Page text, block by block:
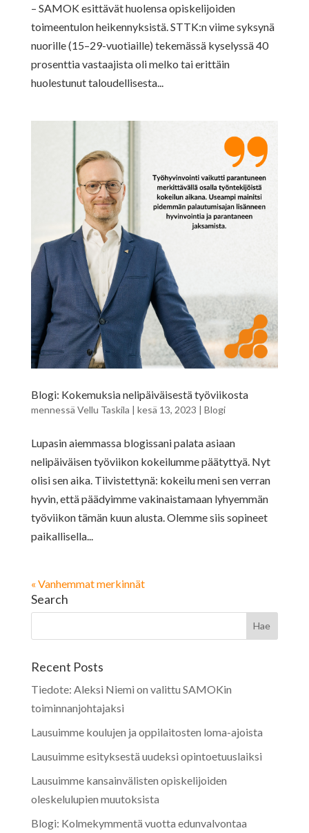
– SAMOK esittävät huolensa opiskelijoiden
toimeentulon heikennyksistä. STTK:n viime syksynä
nuorille (15–29-vuotiaille) tekemässä kyselyssä 40
prosenttia vastaajista oli melko tai erittäin
huolestunut taloudellisesta...
Blogi: Kokemuksia nelipäiväisestä työviikosta
mennessä Vellu Taskila | kesä 13, 2023 | Blogi
Lupasin aiemmassa blogissani palata asiaan
nelipäiväisen työviikon kokeilumme päätyttyä. Nyt
olisi sen aika. Tiivistettynä: kokeilu meni sen verran
hyvin, että päädyimme vakinaistamaan lyhyemmän
työviikon tämän kuun alusta. Olemme siis sopineet
paikallisella...
« Vanhemmat merkinnät
Search
Recent Posts
Tiedote: Aleksi Niemi on valittu SAMOKin
toiminnanjohtajaksi
Lausuimme koulujen ja oppilaitosten loma-ajoista
Lausuimme esityksestä uudeksi opintoetuuslaiksi
Lausuimme kansainvälisten opiskelijoiden
oleskelulupien muutoksista
Blogi: Kolmekymmentä vuotta edunvalvontaa